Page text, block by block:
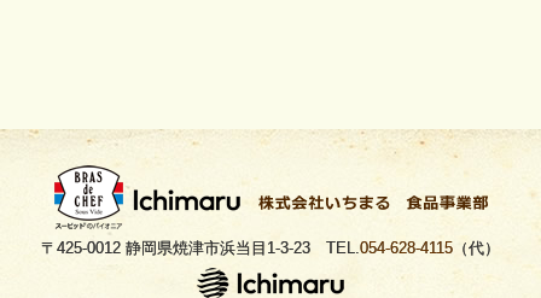
〒425-0012 静岡県焼津市浜当目1-3-23 TEL.054-628-4115 （代）